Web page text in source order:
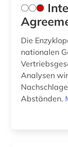
Die
nationalen
Analysen
Abständen.